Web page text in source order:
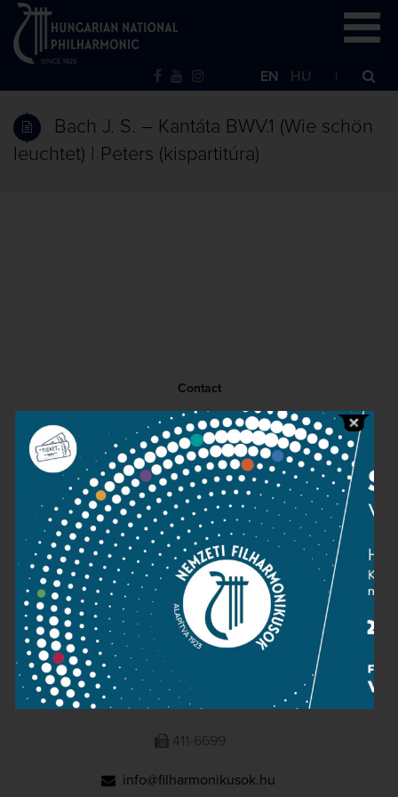
EN HU
Bach J. S. – Kantáta BWV.1 (Wie schön
leuchtet) | Peters (kispartitúra)
Contact
Public information
Press room
Terms and privacy
Imprint
NATIONAL PHILHARMONIC
1095 Budapest, Komor Marcell u. 1. (Müpa)
411-6600
411-6699
info@filharmonikusok.hu